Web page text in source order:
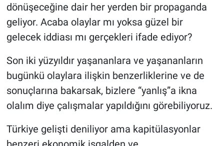
dönüşeceğine dair her yerden bir propaganda
geliyor. Acaba olaylar mı yoksa güzel bir
gelecek iddiası mı gerçekleri ifade ediyor?
Son iki yüzyıldır yaşananlara ve yaşananların
bugünkü olaylara ilişkin benzerliklerine ve de
sonuçlarına bakarsak, bizlere “yanlış”a ikna
olalım diye çalışmalar yapıldığını görebiliyoruz.
Türkiye gelişti deniliyor ama kapitülasyonlar